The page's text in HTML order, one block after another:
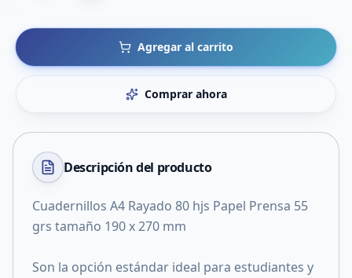
Agregar al carrito
Comprar ahora
Descripción del producto
Cuadernillos A4 Rayado 80 hjs Papel Prensa 55
grs tamaño 190 x 270 mm
Son la opción estándar ideal para estudiantes y